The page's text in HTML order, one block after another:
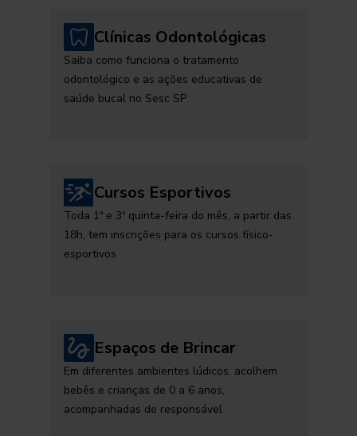
Clínicas Odontológicas
Saiba como funciona o tratamento
odontológico e as ações educativas de
saúde bucal no Sesc SP
Cursos Esportivos
Toda 1ª e 3ª quinta-feira do mês, a partir das
18h, tem inscrições para os cursos físico-
esportivos
Espaços de Brincar
Em diferentes ambientes lúdicos, acolhem
bebês e crianças de 0 a 6 anos,
acompanhadas de responsável